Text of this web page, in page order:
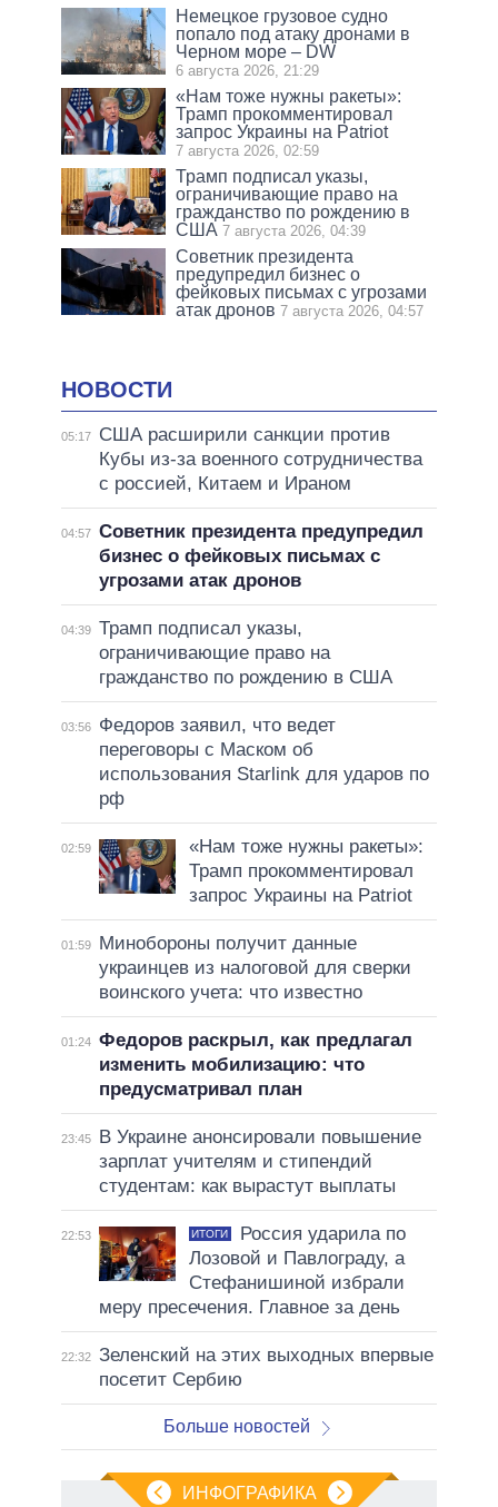
Немецкое грузовое судно
попало под атаку дронами в
Черном море – DW
6 августа 2026, 21:29
«Нам тоже нужны ракеты»:
Трамп прокомментировал
запрос Украины на Patriot
7 августа 2026, 02:59
Трамп подписал указы,
ограничивающие право на
гражданство по рождению в
США 7 августа 2026, 04:39
Советник президента
предупредил бизнес о
фейковых письмах с угрозами
атак дронов 7 августа 2026, 04:57
НОВОСТИ
05:17
США расширили санкции против
Кубы из-за военного сотрудничества
с россией, Китаем и Ираном
04:57 Советник президента предупредил
бизнес о фейковых письмах с
угрозами атак дронов
04:39 Трамп подписал указы,
ограничивающие право на
гражданство по рождению в США
03:56
Федоров заявил, что ведет
переговоры с Маском об
использования Starlink для ударов по
рф
02:59
«Нам тоже нужны ракеты»:
Трамп прокомментировал
запрос Украины на Patriot
01:59
Минобороны получит данные
украинцев из налоговой для сверки
воинского учета: что известно
01:24 Федоров раскрыл, как предлагал
изменить мобилизацию: что
предусматривал план
23:45
В Украине анонсировали повышение
зарплат учителям и стипендий
студентам: как вырастут выплаты
22:53 ИТОГИ
Россия ударила по
Лозовой и Павлограду, а
Стефанишиной избрали
меру пресечения. Главное за день
22:32 Зеленский на этих выходных впервые
посетит Сербию
Больше новостей
ИНФОГРАФИКА